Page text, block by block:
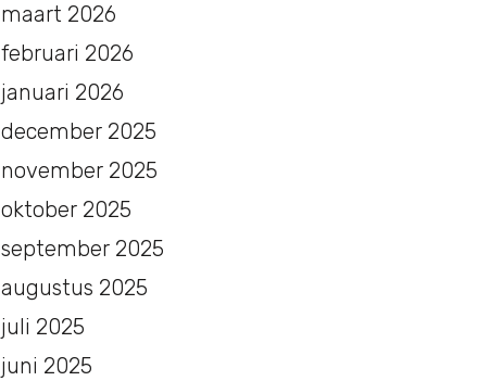
maart 2026
februari 2026
januari 2026
december 2025
november 2025
oktober 2025
september 2025
augustus 2025
juli 2025
juni 2025